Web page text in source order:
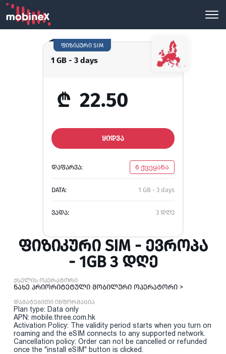
1 GB - 3 days
ფიზიკური SIM
₾ 22.50
ᲧᲘᲓᲕᲐ
ᲓᲐᲤᲐᲠᲕᲐ: 6 ქვეყანა
DATA: 1 GB - 3 days
ᲕᲐᲓᲐ: 3 დღე
ᲤᲘᲖᲘᲙᲣᲠᲘ SIM - ᲔᲕᲠᲝᲞᲐ
- 1GB 3 ᲓᲦᲔ
ქსელის ოპერატორი
ნახე პრიორიტეტული მობილური ოპერატორი >
დამატებითი ინფორმაცია
Plan type: Data only
APN: mobile.three.com.hk
Activation Policy: The validity period starts when you turn on
roaming and the eSIM connects to any supported network.
Cancellation policy: Order can not be cancelled or refunded
once the "install eSIM" button is clicked.